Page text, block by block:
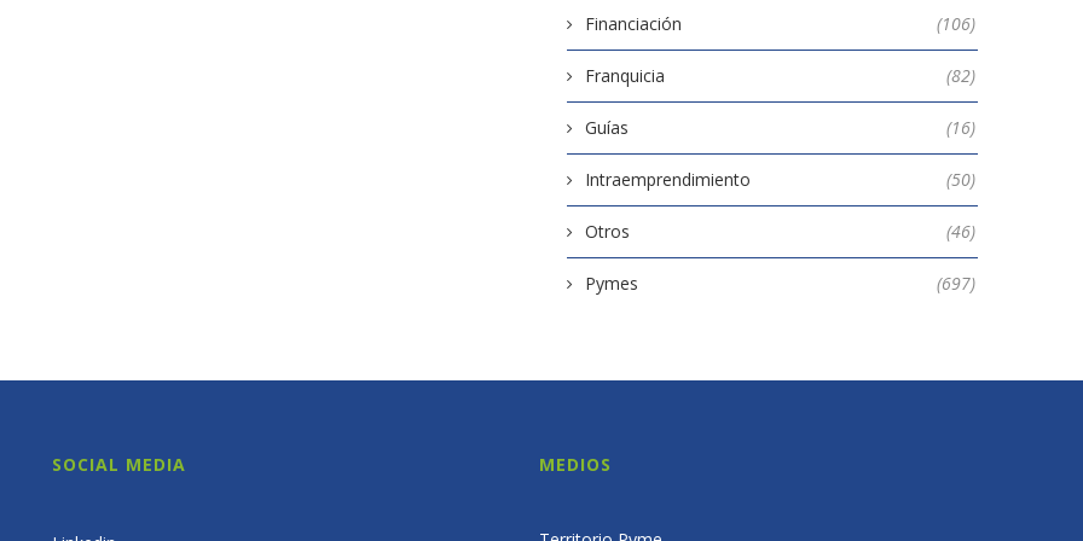
Financiación (106)
Franquicia (82)
Guías (16)
Intraemprendimiento (50)
Otros (46)
Pymes (697)
SOCIAL MEDIA MEDIOS